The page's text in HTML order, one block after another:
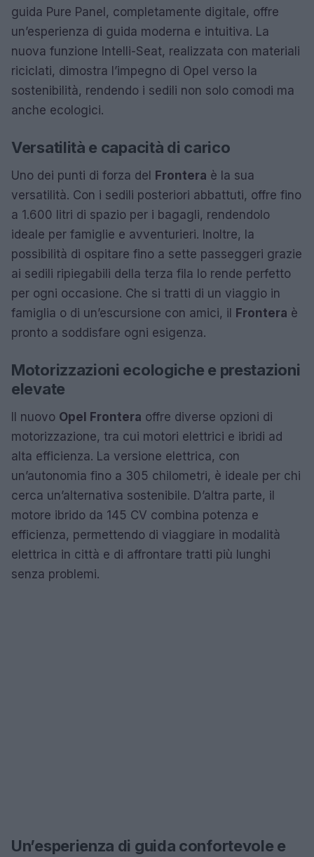
guida Pure Panel, completamente digitale, offre
un’esperienza di guida moderna e intuitiva. La
nuova funzione Intelli-Seat, realizzata con materiali
riciclati, dimostra l’impegno di Opel verso la
sostenibilità, rendendo i sedili non solo comodi ma
anche ecologici.
Versatilità e capacità di carico
Uno dei punti di forza del Frontera è la sua
versatilità. Con i sedili posteriori abbattuti, offre fino
a 1.600 litri di spazio per i bagagli, rendendolo
ideale per famiglie e avventurieri. Inoltre, la
possibilità di ospitare fino a sette passeggeri grazie
ai sedili ripiegabili della terza fila lo rende perfetto
per ogni occasione. Che si tratti di un viaggio in
famiglia o di un’escursione con amici, il Frontera è
pronto a soddisfare ogni esigenza.
Motorizzazioni ecologiche e prestazioni
elevate
Il nuovo Opel Frontera offre diverse opzioni di
motorizzazione, tra cui motori elettrici e ibridi ad
alta efficienza. La versione elettrica, con
un’autonomia fino a 305 chilometri, è ideale per chi
cerca un’alternativa sostenibile. D’altra parte, il
motore ibrido da 145 CV combina potenza e
efficienza, permettendo di viaggiare in modalità
elettrica in città e di affrontare tratti più lunghi
senza problemi.
Un’esperienza di guida confortevole e